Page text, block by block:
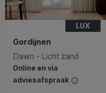
LUX
Gordijnen
Dawn - Licht zand
Online en via
adviesafspraak